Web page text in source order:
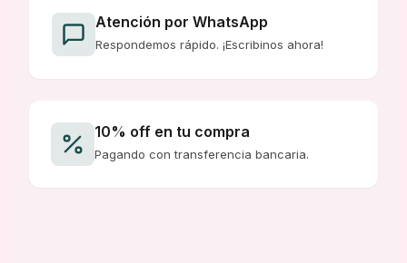
Atención por WhatsApp
Respondemos rápido. ¡Escribinos ahora!
10% off en tu compra
Pagando con transferencia bancaria.